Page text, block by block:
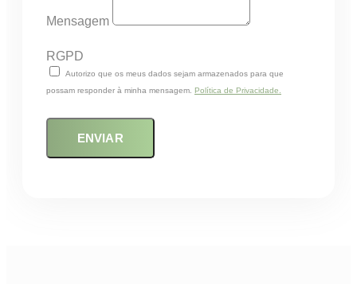
Mensagem
RGPD
Autorizo que os meus dados sejam armazenados para que
possam responder à minha mensagem. Política de Privacidade.
ENVIAR